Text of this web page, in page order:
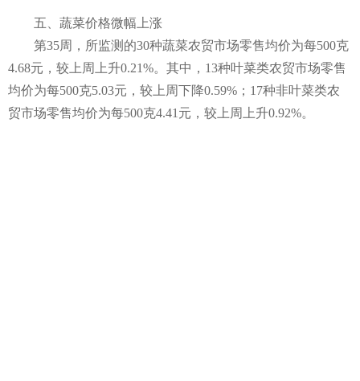
五、蔬菜价格微幅上涨
第35周，所监测的30种蔬菜农贸市场零售均价为每500克
4.68元，较上周上升0.21%。其中，13种叶菜类农贸市场零售
均价为每500克5.03元，较上周下降0.59%；17种非叶菜类农
贸市场零售均价为每500克4.41元，较上周上升0.92%。